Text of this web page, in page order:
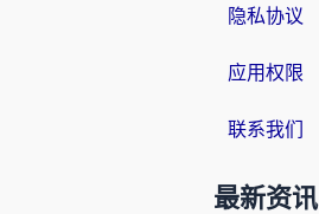
隐私协议
应用权限
联系我们
最新资讯